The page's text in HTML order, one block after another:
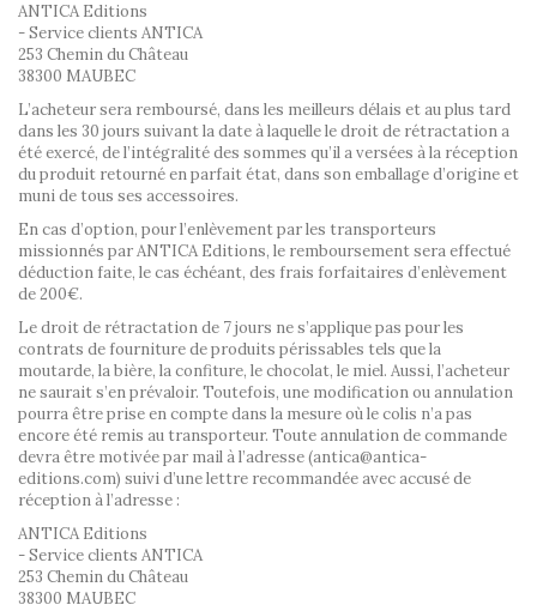
ANTICA Editions
- Service clients ANTICA
253 Chemin du Château
38300 MAUBEC
L’acheteur sera remboursé, dans les meilleurs délais et au plus tard
dans les 30 jours suivant la date à laquelle le droit de rétractation a
été exercé, de l’intégralité des sommes qu’il a versées à la réception
du produit retourné en parfait état, dans son emballage d’origine et
muni de tous ses accessoires.
En cas d’option, pour l’enlèvement par les transporteurs
missionnés par ANTICA Editions, le remboursement sera effectué
déduction faite, le cas échéant, des frais forfaitaires d’enlèvement
de 200€.
Le droit de rétractation de 7 jours ne s’applique pas pour les
contrats de fourniture de produits périssables tels que la
moutarde, la bière, la confiture, le chocolat, le miel. Aussi, l’acheteur
ne saurait s’en prévaloir. Toutefois, une modification ou annulation
pourra être prise en compte dans la mesure où le colis n’a pas
encore été remis au transporteur. Toute annulation de commande
devra être motivée par mail à l’adresse (antica@antica-
editions.com) suivi d’une lettre recommandée avec accusé de
réception à l’adresse :
ANTICA Editions
- Service clients ANTICA
253 Chemin du Château
38300 MAUBEC